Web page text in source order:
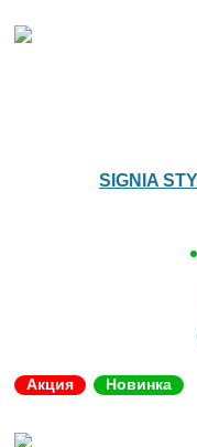
SIGNIA
Акция Новинка